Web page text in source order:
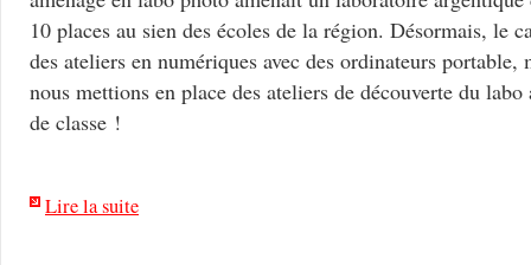
10 places au sien des écoles de la région. Désormais, le
des ateliers en numériques avec des ordinateurs
nous mettions en place des ateliers de découverte du labo
de classe !
Lire la suite